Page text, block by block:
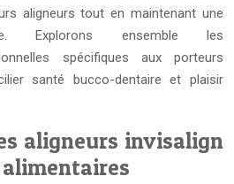
aligneurs tout en maintenant une
Explorons ensemble les
spécifiques aux porteurs
santé bucco-dentaire et plaisir
aligneurs invisalign